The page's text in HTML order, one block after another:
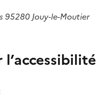
95280 Jouy-le-Moutier